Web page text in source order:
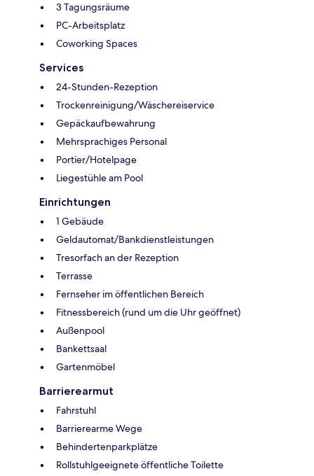
3 Tagungsräume
PC-Arbeitsplatz
Coworking Spaces
Services
24-Stunden-Rezeption
Trockenreinigung/Wäschereiservice
Gepäckaufbewahrung
Mehrsprachiges Personal
Portier/Hotelpage
Liegestühle am Pool
Einrichtungen
1 Gebäude
Geldautomat/Bankdienstleistungen
Tresorfach an der Rezeption
Terrasse
Fernseher im öffentlichen Bereich
Fitnessbereich (rund um die Uhr geöffnet)
Außenpool
Bankettsaal
Gartenmöbel
Barrierearmut
Fahrstuhl
Barrierearme Wege
Behindertenparkplätze
Rollstuhlgeeignete öffentliche Toilette